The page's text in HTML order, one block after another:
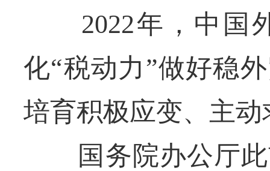
2022年，中国
化“税动力”做好稳
培育积极应变、主
国务院办公厅此